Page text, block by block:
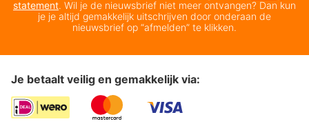
statement. Wil je de nieuwsbrief niet meer ontvangen? Dan kun
je je altijd gemakkelijk uitschrijven door onderaan de
nieuwsbrief op “afmelden” te klikken.
Je betaalt veilig en gemakkelijk via: